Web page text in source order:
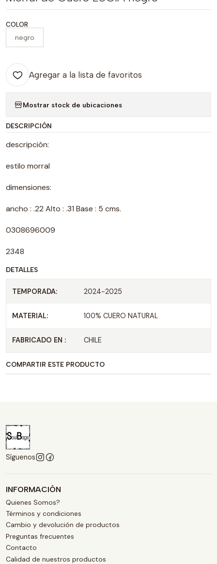
COLOR
negro
Agregar a la lista de favoritos
Mostrar stock de ubicaciones
DESCRIPCIÓN
descripción:
estilo morral
dimensiones:
ancho : .22 Alto : .31 Base : 5 cms.
0308696009
2348
DETALLES
TEMPORADA: 2024-2025
MATERIAL: 100% CUERO NATURAL
FABRICADO EN : CHILE
COMPARTIR ESTE PRODUCTO
Síguenos
INFORMACIÓN
Quienes Somos?
Términos y condiciones
Cambio y devolución de productos
Preguntas frecuentes
Contacto
Calidad de nuestros productos